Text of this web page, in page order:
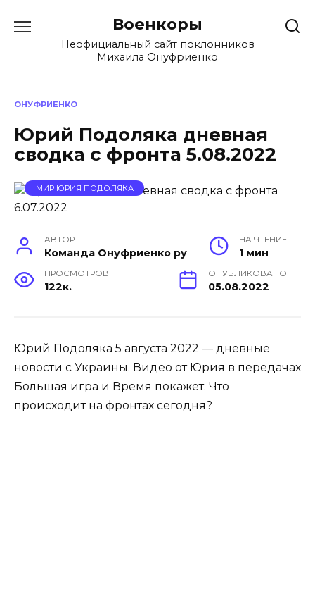
содержанию
Военкоры
Неофициальный сайт поклонников
Михаила Онуфриенко
ОНУФРИЕНКО
Юрий Подоляка дневная
сводка с фронта 5.08.2022
МИР ЮРИЯ ПОДОЛЯКА
АВТОР
Команда Онуфриенко ру
НА ЧТЕНИЕ
1 мин
ПРОСМОТРОВ
122к.
ОПУБЛИКОВАНО
05.08.2022
Юрий Подоляка 5 августа 2022 — дневные
новости с Украины. Видео от Юрия в передачах
Большая игра и Время покажет. Что
происходит на фронтах сегодня?